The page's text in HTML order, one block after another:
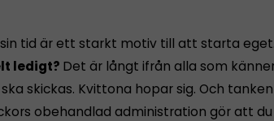
tid är ett starkt motiv till att starta
ledigt? Det är långt ifrån alla som
skickas. Kvittona hopar sig. Och
obehandlad administration gör att